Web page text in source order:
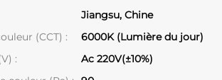
Jiangsu, Chine
(CCT) :
6000K (Lumière du jour)
:
Ac 220V(±10%)